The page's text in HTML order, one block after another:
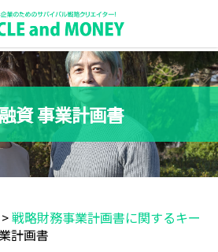
資 事業計画書
>戦略財務事業計画書に関するキー
計画書